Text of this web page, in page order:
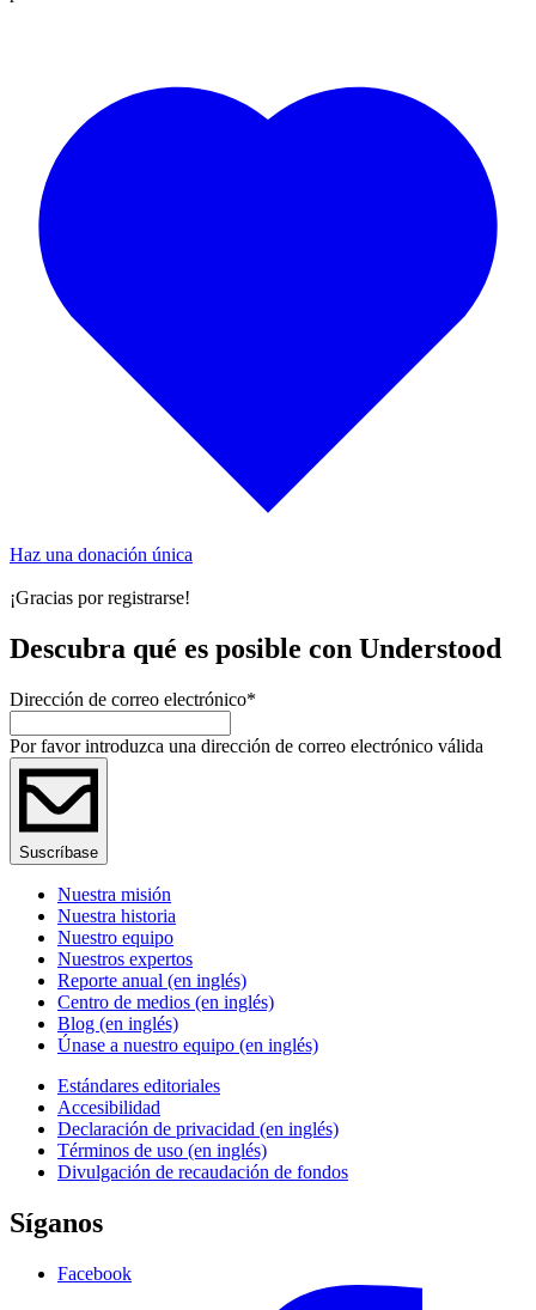
Haz una donación única
¡Gracias por registrarse!
Descubra qué es posible con Understood
Dirección de correo electrónico*
Por favor introduzca una dirección de correo electrónico válida
Suscríbase
Nuestra misión
Nuestra historia
Nuestro equipo
Nuestros expertos
Reporte anual (en inglés)
Centro de medios (en inglés)
Blog (en inglés)
Únase a nuestro equipo (en inglés)
Estándares editoriales
Accesibilidad
Declaración de privacidad (en inglés)
Términos de uso (en inglés)
Divulgación de recaudación de fondos
Síganos
Facebook